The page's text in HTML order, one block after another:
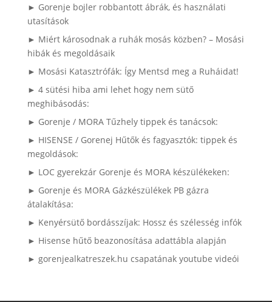
► Gorenje bojler robbantott ábrák, és használati
utasítások
► Miért károsodnak a ruhák mosás közben? – Mosási
hibák és megoldásaik
► Mosási Katasztrófák: Így Mentsd meg a Ruháidat!
► 4 sütési hiba ami lehet hogy nem sütő
meghibásodás:
► Gorenje / MORA Tűzhely tippek és tanácsok:
► HISENSE / Gorenej Hűtők és fagyasztók: tippek és
megoldások:
► LOC gyerekzár Gorenje és MORA készülékeken:
► Gorenje és MORA Gázkészülékek PB gázra
átalakítása:
► Kenyérsütő bordásszíjak: Hossz és szélesség infók
► Hisense hűtő beazonosítása adattábla alapján
► gorenjealkatreszek.hu csapatának youtube videói